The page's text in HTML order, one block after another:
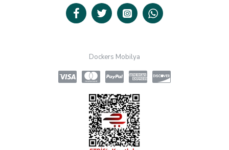
Dockers Mobilya